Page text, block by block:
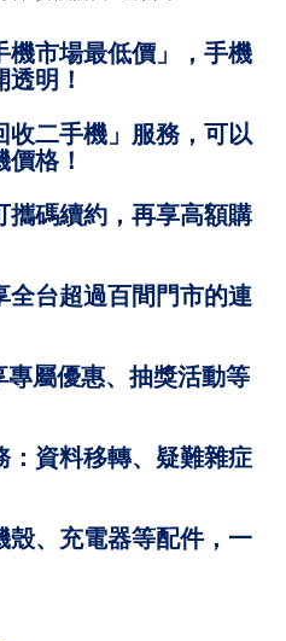
機市場最低價」，手機
明！
收二手機」服務，可以
格！
攜碼續約，再享高額購
全台超過百間門市的連
屬優惠、抽獎活動等
：資料移轉、疑難雜症
殼、充電器等配件，一